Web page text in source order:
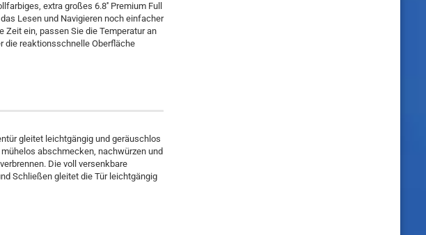
extra großes 6.8'' Premium Full
Lesen und Navigieren noch einfacher
Zeit ein, passen Sie die Temperatur an
die reaktionsschnelle Oberfläche
gleitet leichtgängig und geräuschlos
abschmecken, nachwürzen und
Die voll versenkbare
Schließen gleitet die Tür leichtgängig